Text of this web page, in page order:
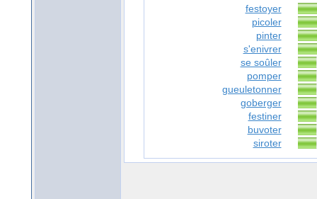
festoyer
picoler
pinter
s'enivrer
se soûler
pomper
gueuletonner
goberger
festiner
buvoter
siroter